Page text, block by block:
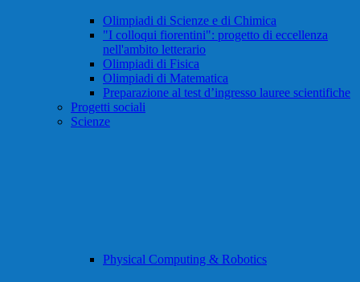
Olimpiadi di Scienze e di Chimica
"I colloqui fiorentini": progetto di eccellenza
nell'ambito letterario
Olimpiadi di Fisica
Olimpiadi di Matematica
Preparazione al test d’ingresso lauree scientifiche
Progetti sociali
Scienze
Physical Computing & Robotics